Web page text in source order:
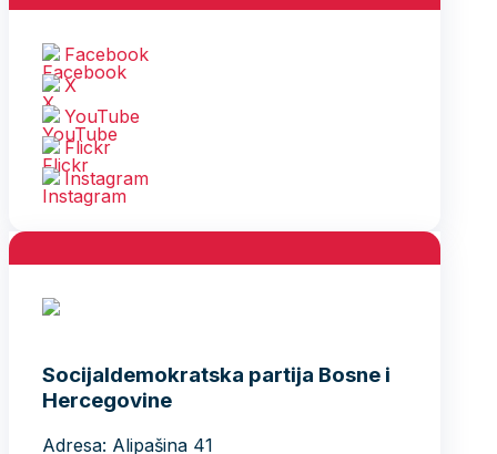
Facebook
X
YouTube
Flickr
Instagram
Socijaldemokratska partija Bosne i
Hercegovine
Adresa: Alipašina 41